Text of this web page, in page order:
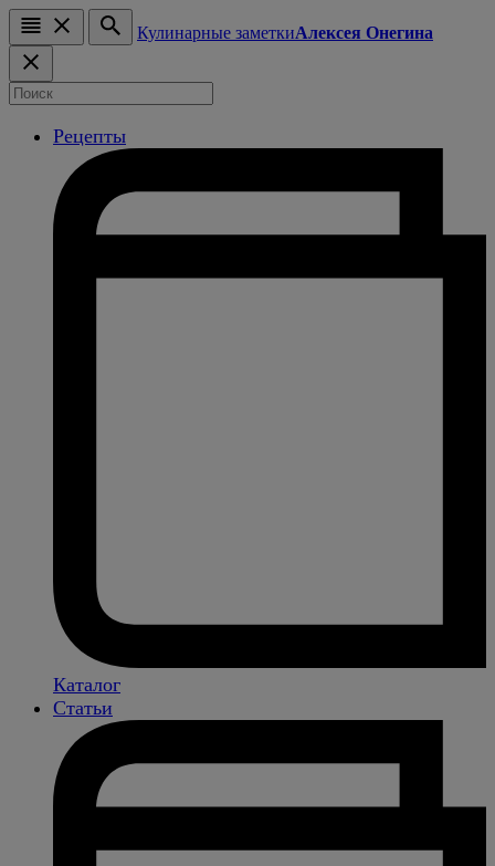
Кулинарные заметкиАлексея Онегина
Рецепты
Каталог
Статьи